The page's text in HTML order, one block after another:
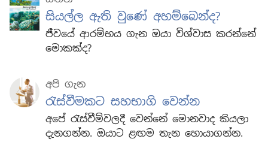
සියල්ල ඇති වුණේ අහම්බෙන්ද?
ජීවයේ ආරම්භය ගැන ඔයා විශ්වාස කරන්නේ
මොකක්ද?
අපි ගැන
රැස්වීමකට සහභාගි වෙන්න
අපේ රැස්වීම්වලදී වෙන්නේ මොනවාද කියලා
දැනගන්න. ඔයාට ළඟම තැන හොයාගන්න.